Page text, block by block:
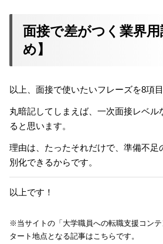
面接で差がつく業界用
め】
以上、面接で使いたいフレーズを8項目
丸暗記してしまえば、一次面接レベル
ると思います。
理由は、たったそれだけで、準備不足
別化できるからです。
以上です！
※当サイトの「大学職員への転職支援コン
タート地点となる記事はこちらです。